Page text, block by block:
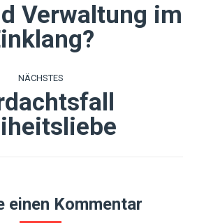
Vorheriger
Beitrag:
Verwaltung im
NÄCHSTES
Nächster
Beitrag:
einen Kommentar